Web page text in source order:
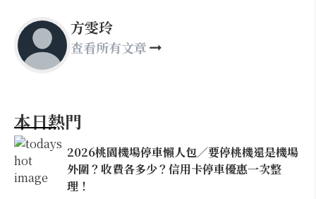
方雯玲
查看所有文章
本日熱門
2026桃園機場停車懶人包／要停桃機還是機場
外圍？收費各多少？信用卡停車優惠一次整
理！